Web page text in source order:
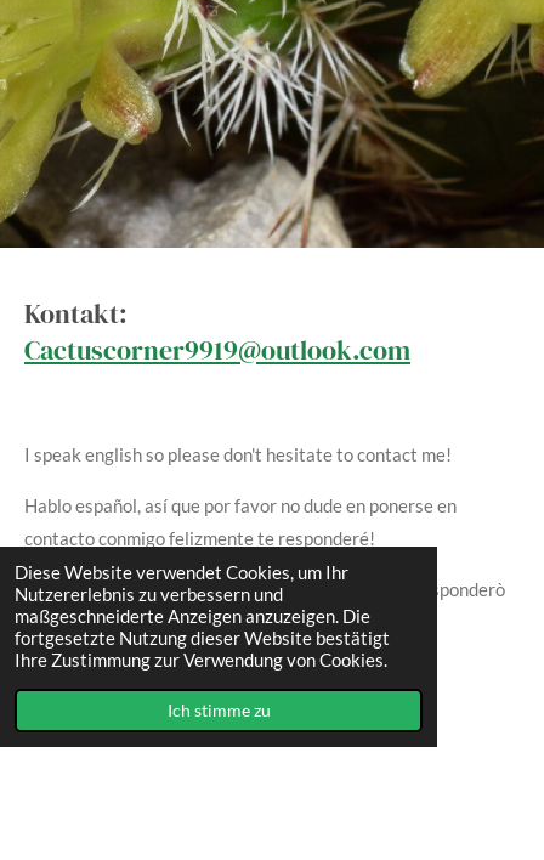
Diese Website verwendet Cookies, um Ihr
Nutzererlebnis zu verbessern und
maßgeschneiderte Anzeigen anzuzeigen. Die
fortgesetzte Nutzung dieser Website bestätigt
Ihre Zustimmung zur Verwendung von Cookies.
Ich stimme zu
Kontakt:
Cactuscorner9919@outlook.com
I speak english so please don't hesitate to contact me!
Hablo español, así que por favor no dude en ponerse en
contacto conmigo felizmente te responderé!
Parlo italiano, quindi non esitate a contattarmi, vi risponderò
con piacere!